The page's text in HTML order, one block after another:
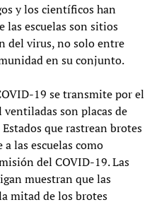
y los científicos han
las escuelas son sitios
del virus, no solo entre
en su conjunto.
19 se transmite por el
son placas de
que rastrean brotes
las escuelas como
del COVID-19. Las
muestran que las
mitad de los brotes